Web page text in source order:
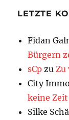
LETZTE
Fidan
Bürgern
sCp zu Zu
City
keine Zeit
Silke